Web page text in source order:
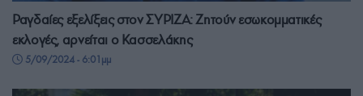
Ραγδαίες εξελίξεις στον ΣΥΡΙΖΑ: Ζητούν εσωκομματικές
εκλογές, αρνείται ο Κασσελάκης
5/09/2024 - 6:01μμ